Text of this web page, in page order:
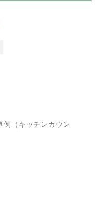
例（キッチンカウン